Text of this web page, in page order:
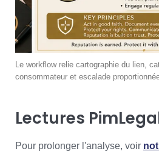
Le workflow relie cartographie du lien,
consommateur et escalade
Lectures
Pour prolonger l'analyse, voir